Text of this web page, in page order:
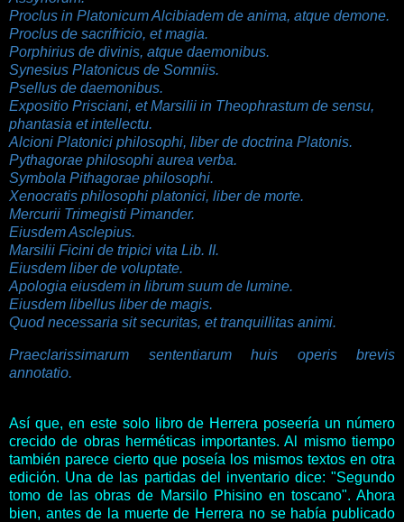
Proclus in Platonicum Alcibiadem de anima, atque demone.
Proclus de sacrifricio, et magia.
Porphirius de divinis, atque daemonibus.
Synesius Platonicus de Somniis.
Psellus de daemonibus.
Expositio Prisciani, et Marsilii in Theophrastum de sensu,
phantasia et intellectu.
Alcioni Platonici philosophi, liber de doctrina Platonis.
Pythagorae philosophi aurea verba.
Symbola Pithagorae philosophi.
Xenocratis philosophi platonici, liber de morte.
Mercurii Trimegisti Pimander.
Eiusdem Asclepius.
Marsilii Ficini de tripici vita Lib. II.
Eiusdem liber de voluptate.
Apologia eiusdem in librum suum de lumine.
Eiusdem libellus liber de magis.
Quod necessaria sit securitas, et tranquillitas animi.
Praeclarissimarum sententiarum huis operis brevis
annotatio.
Así que, en este solo libro de Herrera poseería un número
crecido de obras herméticas importantes. Al mismo tiempo
también parece cierto que poseía los mismos textos en otra
edición. Una de las partidas del inventario dice: "Segundo
tomo de las obras de Marsilo Phisino en toscano". Ahora
bien, antes de la muerte de Herrera no se había publicado